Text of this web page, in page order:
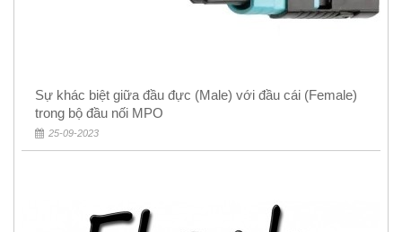
Sự khác biệt giữa đầu đực (Male) với đầu cái (Female)
trong bộ đầu nối MPO
25-09-2023